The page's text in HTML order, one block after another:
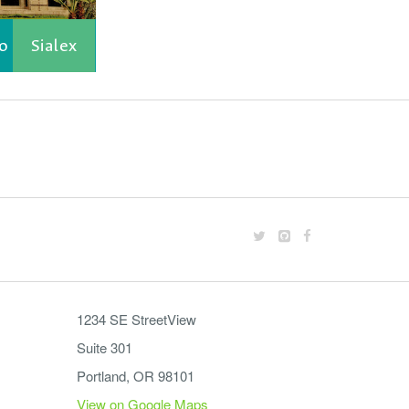
Sialex
1234 SE StreetView
Suite 301
Portland, OR 98101
View on Google Maps